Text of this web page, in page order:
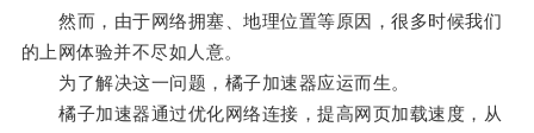
然而，由于网络拥塞、地理位置等原因，很多时候我们
的上网体验并不尽如人意。
为了解决这一问题，橘子加速器应运而生。
橘子加速器通过优化网络连接，提高网页加载速度，从